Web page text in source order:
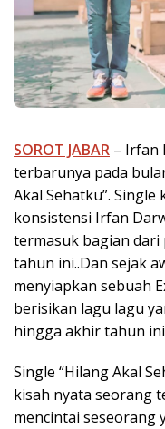
SOROT JABAR – Irfan
terbarunya pada
Akal Sehatku”.
konsistensi Irfan
termasuk bagian
tahun ini..Dan sejak
menyiapkan sebuah
berisikan lagu lagu
hingga akhir tahun ini
Single “Hilang Akal
kisah nyata seorang
mencintai seseorang